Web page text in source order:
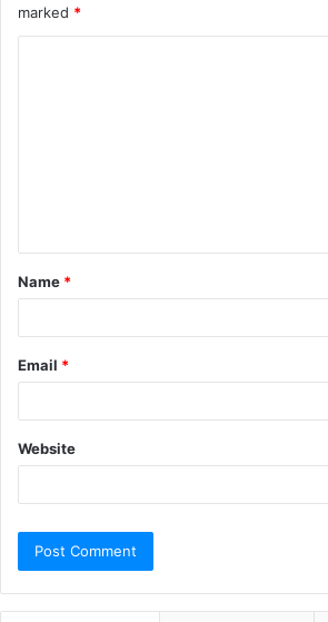
marked *
Name *
Email *
Website